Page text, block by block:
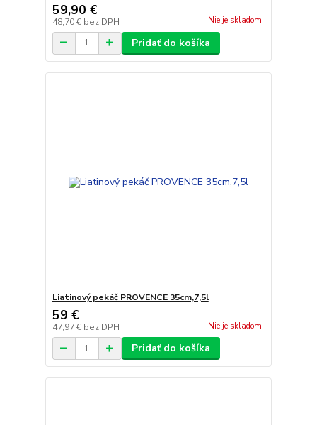
59,90 €
48,70 € bez DPH Nie je skladom
Pridať do košíka
Liatinový pekáč PROVENCE 35cm,7,5l
59 €
47,97 € bez DPH Nie je skladom
Pridať do košíka